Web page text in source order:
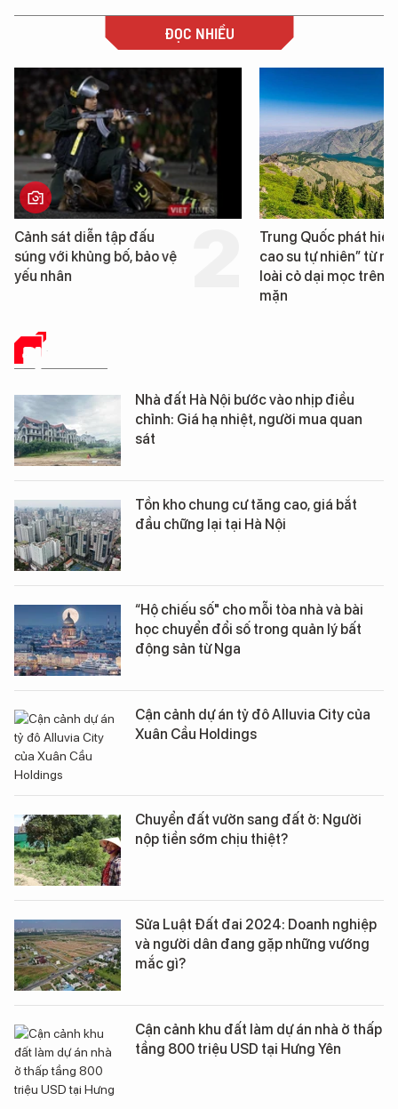
ĐỌC NHIỀU
Cảnh sát diễn tập đấu
súng với khủng bố, bảo vệ
yếu nhân
Trung Quốc phát hiện
cao su tự nhiên” từ
loài cỏ dại mọc trên
mặn
ĐỊA ỐC SỐ
Nhà đất Hà Nội bước vào nhịp điều
chỉnh: Giá hạ nhiệt, người mua quan
sát
Tồn kho chung cư tăng cao, giá bắt
đầu chững lại tại Hà Nội
“Hộ chiếu số" cho mỗi tòa nhà và bài
học chuyển đổi số trong quản lý bất
động sản từ Nga
Cận cảnh dự án tỷ đô Alluvia City của
Xuân Cầu Holdings
Chuyển đất vườn sang đất ở: Người
nộp tiền sớm chịu thiệt?
Sửa Luật Đất đai 2024: Doanh nghiệp
và người dân đang gặp những vướng
mắc gì?
Cận cảnh khu đất làm dự án nhà ở thấp
tầng 800 triệu USD tại Hưng Yên